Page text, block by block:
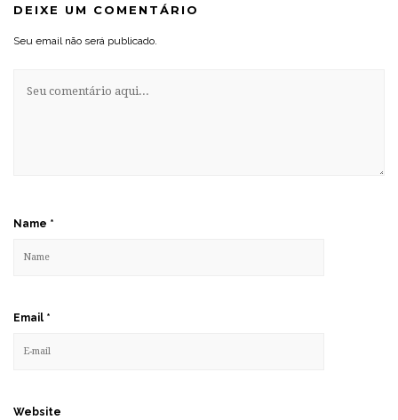
DEIXE UM COMENTÁRIO
Seu email não será publicado.
Name *
Email *
Website